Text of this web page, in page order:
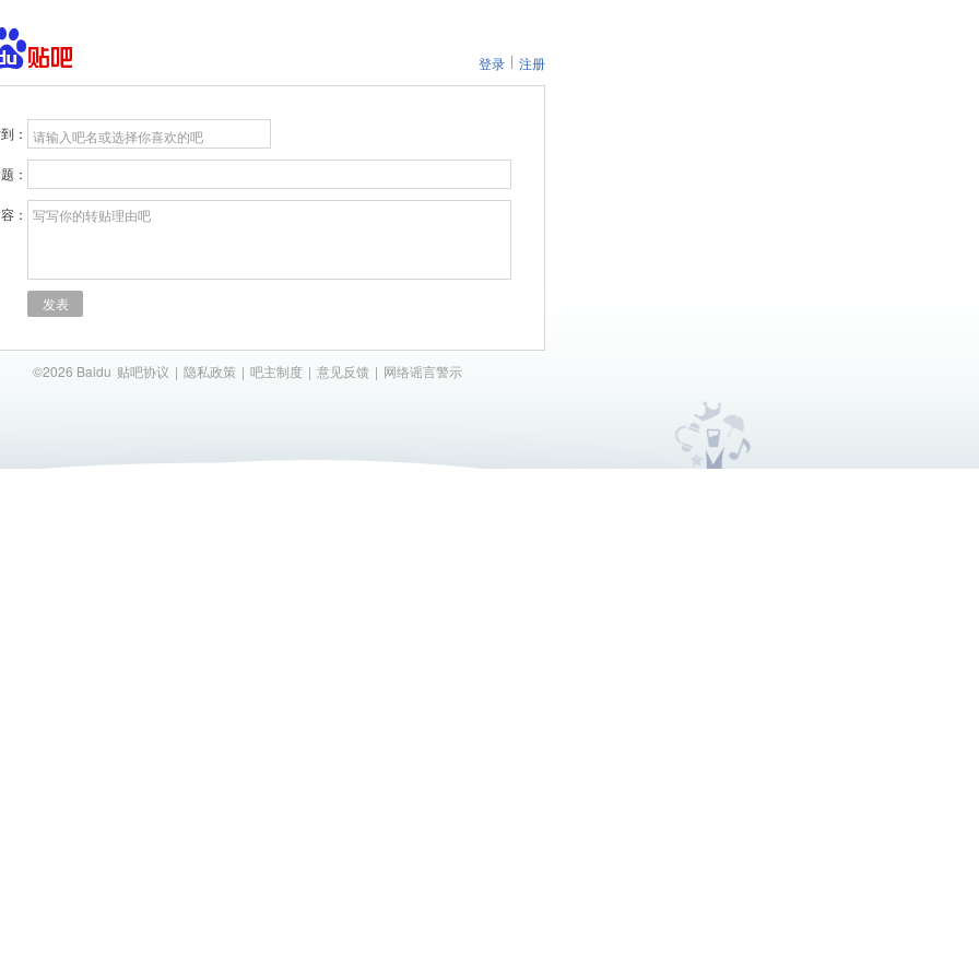
登录 注册
： 请输入吧名或选择你喜欢的吧
：
： 写写你的转贴理由吧
发表
©2026 Baidu 贴吧协议 | 隐私政策 | 吧主制度 | 意见反馈 | 网络谣言警示